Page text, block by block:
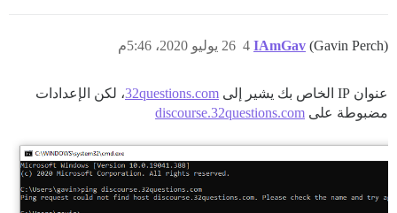
IAmGav (Gavin Perch) 26 يوليو 2020، 5:46م 4
عنوان IP الخاص بك يشير إلى 32questions.com، لكن الإعدادات
مضبوطة على discourse.32questions.com